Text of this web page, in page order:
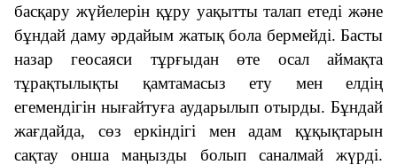
басқару жүйелерін құру уақытты талап етеді және
бұндай даму әрдайым жатық бола бермейді. Басты
назар геосаяси тұрғыдан өте осал аймақта
тұрақтылықты қамтамасыз ету мен елдің
егемендігін нығайтуға аударылып отырды. Бұндай
жағдайда, сөзеркіндігі мен адам құқықтарын
сақтауоншамаңызды болып саналмай жүрді.